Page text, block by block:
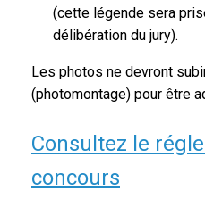
(cette légende sera
délibération du jury).
Les photos ne devront
(photomontage) pour être
Consultez le
concours